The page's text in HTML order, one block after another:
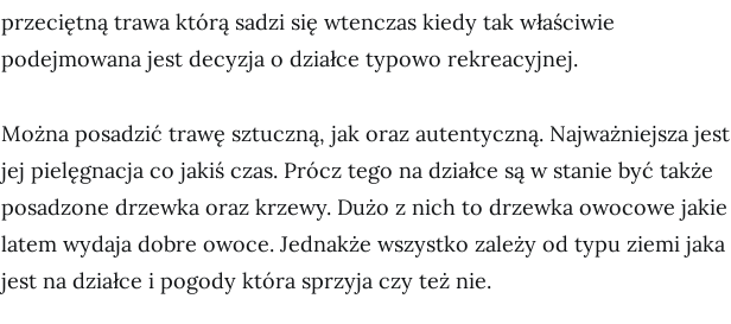
przeciętną trawa którą sadzi się wtenczas kiedy tak właściwie
podejmowana jest decyzja o działce typowo rekreacyjnej.
Można posadzić trawę sztuczną, jak oraz autentyczną. Najważniejsza jest
jej pielęgnacja co jakiś czas. Prócz tego na działce są w stanie być także
posadzone drzewka oraz krzewy. Dużo z nich to drzewka owocowe jakie
latem wydaja dobre owoce. Jednakże wszystko zależy od typu ziemi jaka
jest na działce i pogody która sprzyja czy też nie.